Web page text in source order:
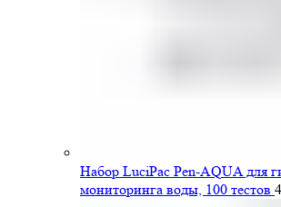
Набор LuciPac Pen-AQUA для
мониторинга воды, 100 тестов